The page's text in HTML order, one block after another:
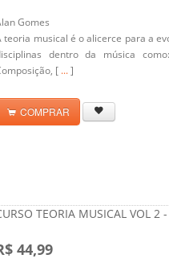
Gomes
teoria musical é o alicerce para a
dentro da música
[ ...]
COMPRAR
TEORIA MUSICAL VOL 2
44,99